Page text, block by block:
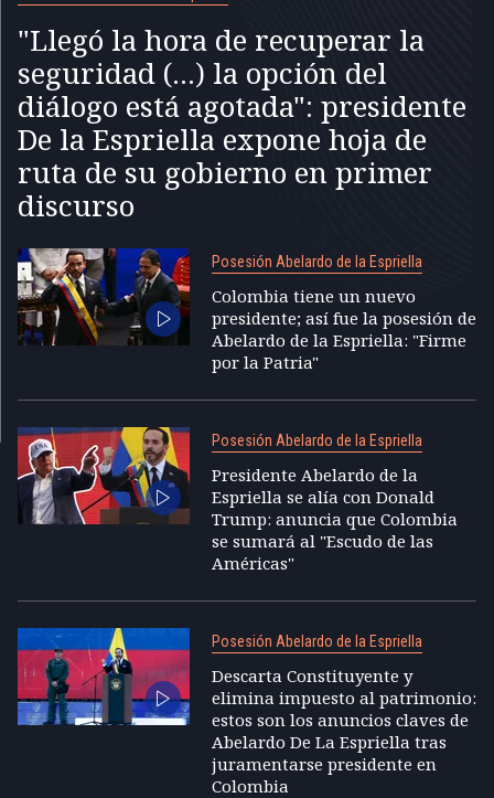
"Llegó la hora de recuperar la
seguridad (...) la opción del
diálogo está agotada": presidente
De la Espriella expone hoja de
ruta de su gobierno en primer
discurso
Posesión Abelardo de la Espriella
Colombia tiene un nuevo
presidente; así fue la posesión de
Abelardo de la Espriella: "Firme
por la Patria"
Posesión Abelardo de la Espriella
Presidente Abelardo de la
Espriella se alía con Donald
Trump: anuncia que Colombia
se sumará al "Escudo de las
Américas"
Posesión Abelardo de la Espriella
Descarta Constituyente y
elimina impuesto al patrimonio:
estos son los anuncios claves de
Abelardo De La Espriella tras
juramentarse presidente en
Colombia